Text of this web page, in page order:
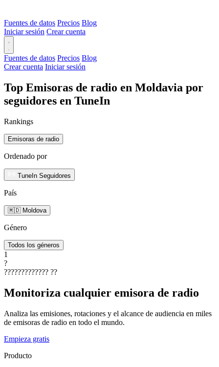
Fuentes de datos Precios Blog
Iniciar sesión Crear cuenta
Fuentes de datos Precios Blog
Crear cuenta Iniciar sesión
Top Emisoras de radio en Moldavia por
seguidores en TuneIn
Rankings
Emisoras de radio
Ordenado por
TuneIn Seguidores
País
🇲🇩 Moldova
Género
Todos los géneros
1
?
????????????? ??
Monitoriza cualquier emisora de radio
Analiza las emisiones, rotaciones y el alcance de audiencia en miles
de emisoras de radio en todo el mundo.
Empieza gratis
Producto